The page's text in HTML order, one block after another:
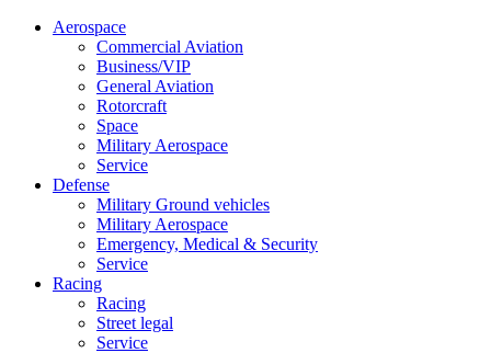
Aerospace
Commercial Aviation
Business/VIP
General Aviation
Rotorcraft
Space
Military Aerospace
Service
Defense
Military Ground vehicles
Military Aerospace
Emergency, Medical & Security
Service
Racing
Racing
Street legal
Service